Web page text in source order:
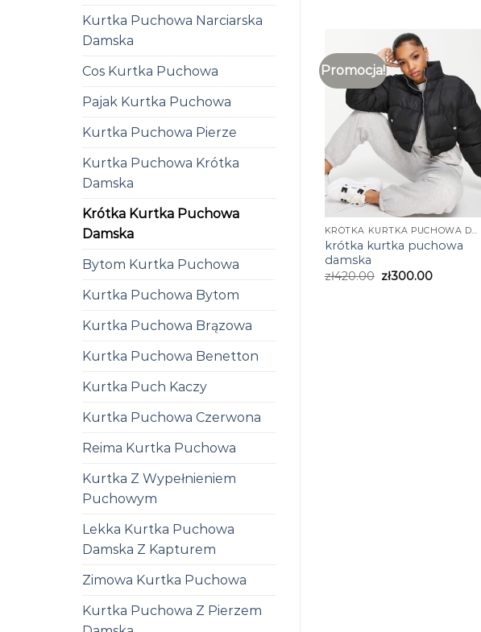
Kurtka Puchowa Narciarska
Damska
Cos Kurtka Puchowa
Pajak Kurtka Puchowa
Kurtka Puchowa Pierze
Kurtka Puchowa Krótka
Damska
Krótka Kurtka Puchowa
Damska
Bytom Kurtka Puchowa
Kurtka Puchowa Bytom
Kurtka Puchowa Brązowa
Kurtka Puchowa Benetton
Kurtka Puch Kaczy
Kurtka Puchowa Czerwona
Reima Kurtka Puchowa
Kurtka Z Wypełnieniem
Puchowym
Lekka Kurtka Puchowa
Damska Z Kapturem
Zimowa Kurtka Puchowa
Kurtka Puchowa Z Pierzem
Promocja!
KRÓTKA KURTKA PUCHOWA DAMSKA
krótka kurtka puchowa
damska
zł420.00 zł300.00